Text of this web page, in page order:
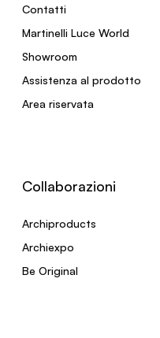
Contatti
Martinelli Luce World
Showroom
Assistenza al prodotto
Area riservata
Collaborazioni
Archiproducts
Archiexpo
Be Original